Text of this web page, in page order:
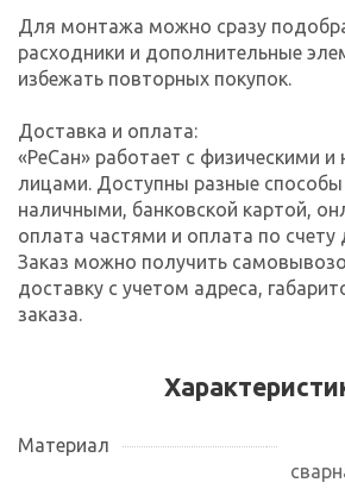
Для монтажа можно сразу
расходники и дополнительные
избежать повторных покупок.
Доставка и оплата:
«РеСан» работает с физическими
лицами. Доступны разные
наличными, банковской картой,
оплата частями и оплата по счету
Заказ можно получить
доставку с учетом адреса,
заказа.
Материал